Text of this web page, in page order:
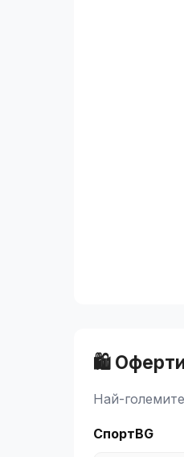
🛍️ Оферти
Най-
СпортBG